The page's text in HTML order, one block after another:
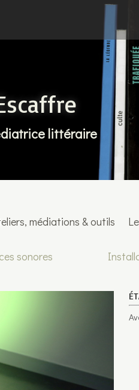
littéraire
médiations & outils
sonores